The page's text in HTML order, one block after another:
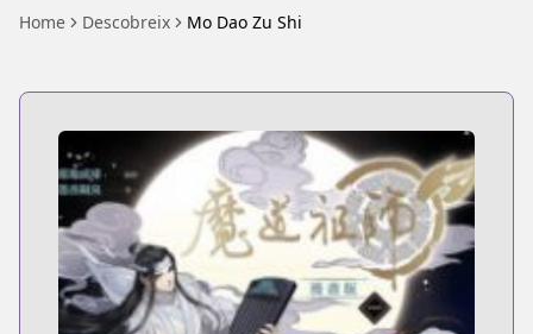
Home Descobreix Mo Dao Zu Shi